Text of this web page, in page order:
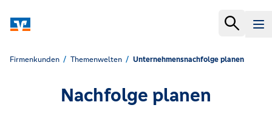
Firmenkunden Themenwelten Unternehmensnachfolge planen
Nachfolge planen